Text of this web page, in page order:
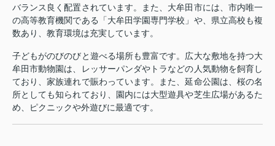
バランス良く配置されています。また、大牟田市には、市内唯一
の高等教育機関である「大牟田学園専門学校」や、県立高校も複
数あり、教育環境は充実しています。
子どもがのびのびと遊べる場所も豊富です。広大な敷地を持つ大
牟田市動物園は、レッサーパンダやトラなどの人気動物を飼育し
ており、家族連れで賑わっています。また、延命公園は、桜の名
所としても知られており、園内には大型遊具や芝生広場があるた
め、ピクニックや外遊びに最適です。